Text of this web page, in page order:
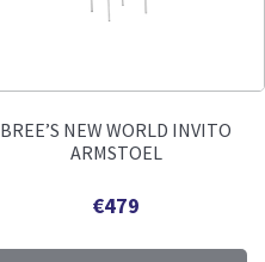
BREE’S NEW WORLD INVITO
ARMSTOEL
€479